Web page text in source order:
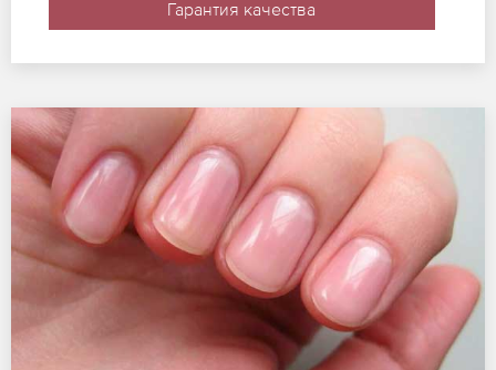
Гарантия качества